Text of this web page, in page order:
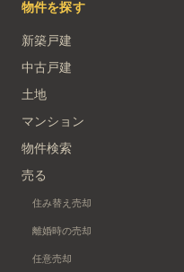
物件を探す
新築戸建
中古戸建
土地
マンション
物件検索
売る
住み替え売却
離婚時の売却
任意売却